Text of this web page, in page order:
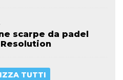
scarpe da padel
TUTTI